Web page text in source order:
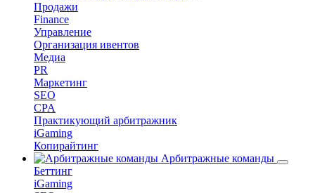
Продажи
Finance
Управление
Организация ивентов
Медиа
PR
Маркетинг
SEO
CPA
Практикующий арбитражник
iGaming
Копирайтинг
Арбитражные команды
Беттинг
iGaming